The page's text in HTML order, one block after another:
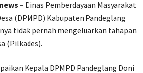
– Dinas Pemberdayaan Masyarakat
(DPMPD) Kabupaten Pandeglang
tidak pernah mengeluarkan tahapan
(Pilkades).
Kepala DPMPD Pandeglang Doni